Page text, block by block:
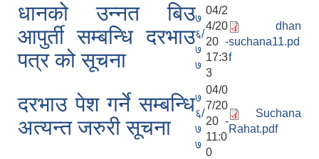
धानको उन्नत बिउ
आपुर्ती सम्बन्धि दरभाउ
पत्र को सूचना
७
६/
७
७
04/2
4/20
20 -
17:3
3
dhan
suchana11.pd
f
दरभाउ पेश गर्ने सम्बन्धि
अत्यन्त जरुरी सूचना
७
६/
७
७
04/0
7/20
20 -
11:0
0
Suchana
Rahat.pdf